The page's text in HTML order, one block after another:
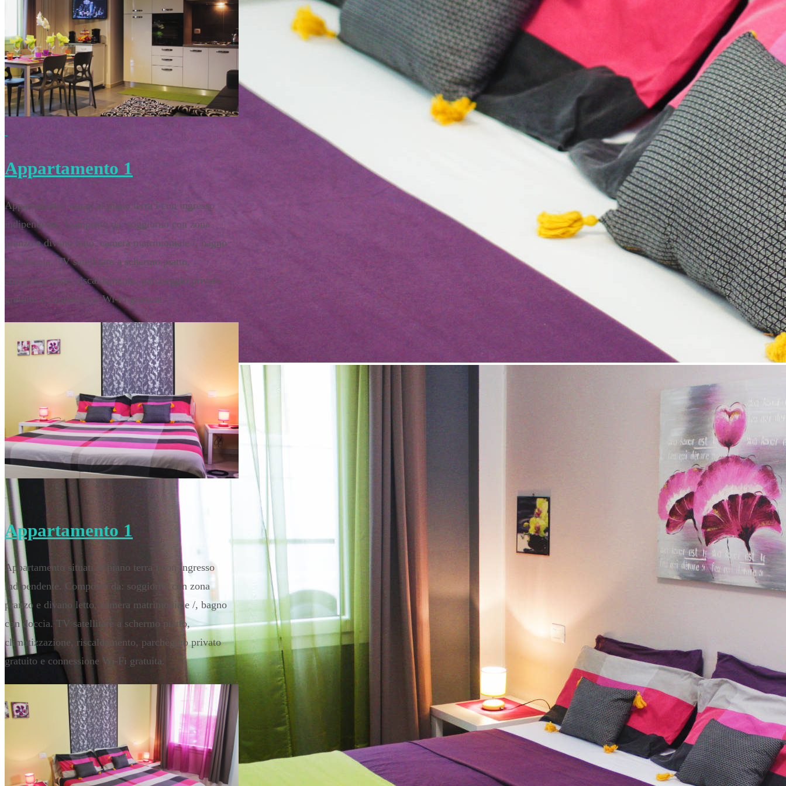
Appartamento 1
Appartamento situati al piano terra i con ingresso
indipendente. Composto da: soggiorno con zona
pranzo e divano letto, camera matrimoniale /, bagno
con doccia. TV satellitare a schermo piatto,
climatizzazione, riscaldamento, parcheggio privato
gratuito e connessione Wi-Fi gratuita.
Appartamento 1
Appartamento situati al piano terra i con ingresso
indipendente. Composto da: soggiorno con zona
pranzo e divano letto, camera matrimoniale /, bagno
con doccia. TV satellitare a schermo piatto,
climatizzazione, riscaldamento, parcheggio privato
gratuito e connessione Wi-Fi gratuita.